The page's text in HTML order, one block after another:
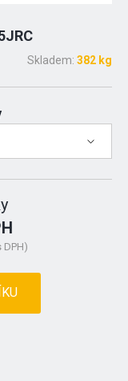
Skladem: 382 kg
DPH)